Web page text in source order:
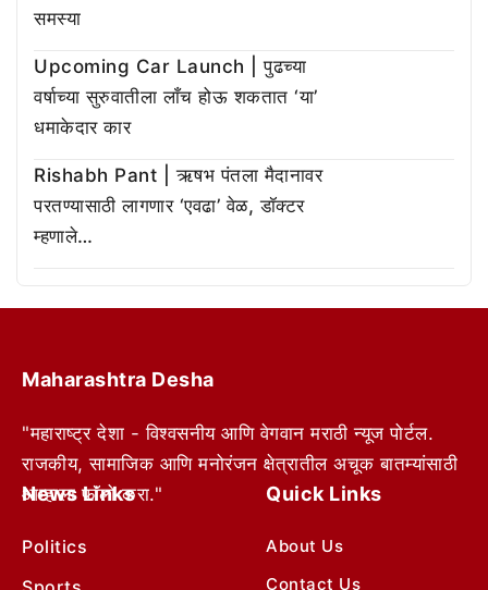
समस्या
Upcoming Car Launch | पुढच्या
वर्षाच्या सुरुवातीला लाँच होऊ शकतात ‘या’
धमाकेदार कार
Rishabh Pant | ऋषभ पंतला मैदानावर
परतण्यासाठी लागणार ‘एवढा’ वेळ, डॉक्टर
म्हणाले…
Maharashtra Desha
"महाराष्ट्र देशा - विश्वसनीय आणि वेगवान मराठी न्यूज पोर्टल.
राजकीय, सामाजिक आणि मनोरंजन क्षेत्रातील अचूक बातम्यांसाठी
आम्हाला फॉलो करा."
News Links
Politics
Quick Links
About Us
Contact Us